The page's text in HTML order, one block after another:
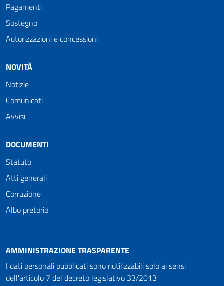
Pagamenti
Sostegno
Autorizzazioni e concessioni
NOVITÀ
Notizie
Comunicati
Avvisi
DOCUMENTI
Statuto
Atti generali
Corruzione
Albo pretorio
AMMINISTRAZIONE TRASPARENTE
I dati personali pubblicati sono riutilizzabili solo ai sensi
dell'articolo 7 del decreto legislativo 33/2013